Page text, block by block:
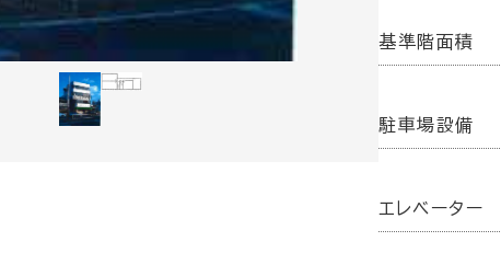
基準階面積
駐車場設備
エレベーター